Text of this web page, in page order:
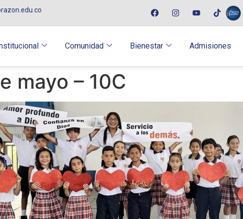
Comunidad Bienestar Admisiones
mayo – 10C